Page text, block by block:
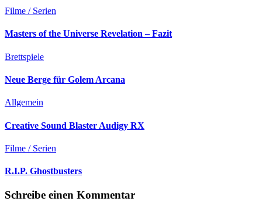
Filme / Serien
Masters of the Universe Revelation – Fazit
Brettspiele
Neue Berge für Golem Arcana
Allgemein
Creative Sound Blaster Audigy RX
Filme / Serien
R.I.P. Ghostbusters
Schreibe einen Kommentar